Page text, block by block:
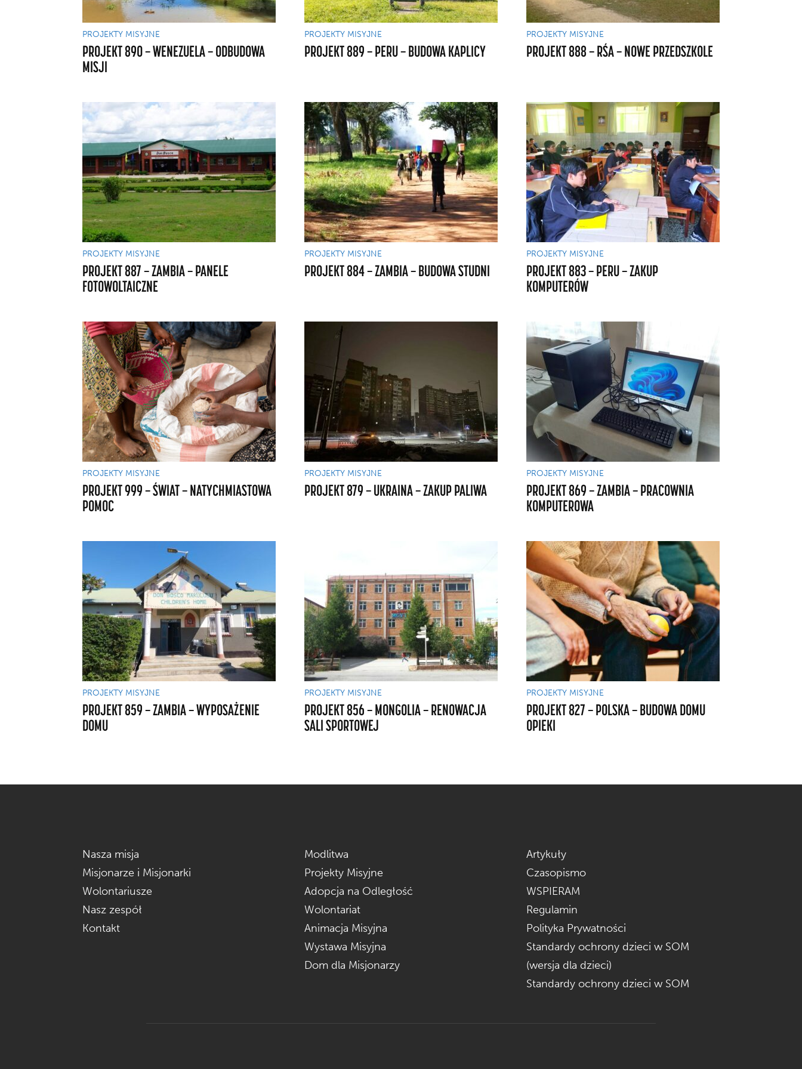
PROJEKTY MISYJNE
PROJEKT 890 — WENEZUELA — ODBUDOWA
MISJI
PROJEKTY MISYJNE
PROJEKT 889 — PERU — BUDOWA KAPLICY
PROJEKTY MISYJNE
PROJEKT 888 — RŚA — NOWE PRZEDSZKOLE
PROJEKTY MISYJNE
PROJEKT 887 — ZAMBIA — PANELE
FOTOWOLTAICZNE
PROJEKTY MISYJNE
PROJEKT 884 — ZAMBIA — BUDOWA STUDNI
PROJEKTY MISYJNE
PROJEKT 883 — PERU — ZAKUP
KOMPUTERÓW
PROJEKTY MISYJNE
PROJEKT 999 — ŚWIAT — NATYCHMIASTOWA
POMOC
PROJEKTY MISYJNE
PROJEKT 879 — UKRAINA — ZAKUP PALIWA
PROJEKTY MISYJNE
PROJEKT 869 — ZAMBIA — PRACOWNIA
KOMPUTEROWA
PROJEKTY MISYJNE
PROJEKT 859 — ZAMBIA — WYPOSAŻENIE
DOMU
PROJEKTY MISYJNE
PROJEKT 856 — MONGOLIA — RENOWACJA
SALI SPORTOWEJ
PROJEKTY MISYJNE
PROJEKT 827 — POLSKA — BUDOWA DOMU
OPIEKI
Nasza misja
Misjonarze i Misjonarki
Wolontariusze
Nasz zespół
Kontakt
Modlitwa
Projekty Misyjne
Adopcja na Odległość
Wolontariat
Animacja Misyjna
Wystawa Misyjna
Dom dla Misjonarzy
Artykuły
Czasopismo
WSPIERAM
Regulamin
Polityka Prywatności
Standardy ochrony dzieci w SOM
(wersja dla dzieci)
Standardy ochrony dzieci w SOM